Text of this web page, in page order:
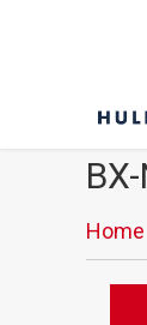
Home